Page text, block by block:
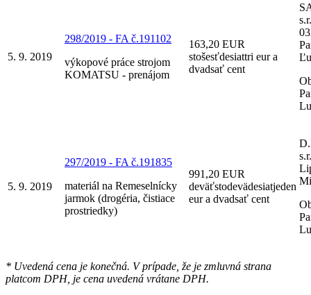
5. 9. 2019
298/2019 - FA č.191102
výkopové práce strojom
KOMATSU - prenájom
163,20 EUR
stošesťdesiattri eur a
dvadsať cent
5. 9. 2019
297/2019 - FA č.191835
materiál na Remeselnícky
jarmok (drogéria, čistiace
prostriedky)
991,20 EUR
deväťstodevädesiatjeden
eur a dvadsať cent
* Uvedená cena je konečná. V prípade, že je zmluvná strana
platcom DPH, je cena uvedená vrátane DPH.